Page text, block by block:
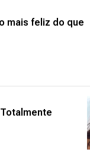
mais feliz do que